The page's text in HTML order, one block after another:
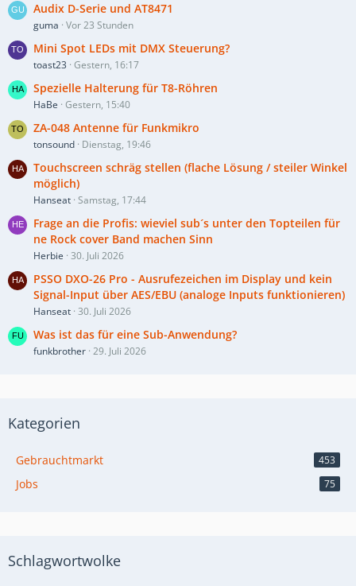
Audix D-Serie und AT8471
guma Vor 23 Stunden
Mini Spot LEDs mit DMX Steuerung?
toast23 Gestern, 16:17
Spezielle Halterung für T8-Röhren
HaBe Gestern, 15:40
ZA-048 Antenne für Funkmikro
tonsound Dienstag, 19:46
Touchscreen schräg stellen (flache Lösung / steiler Winkel
möglich)
Hanseat Samstag, 17:44
Frage an die Profis: wieviel sub´s unter den Topteilen für
ne Rock cover Band machen Sinn
Herbie 30. Juli 2026
PSSO DXO-26 Pro - Ausrufezeichen im Display und kein
Signal-Input über AES/EBU (analoge Inputs funktionieren)
Hanseat 30. Juli 2026
Was ist das für eine Sub-Anwendung?
funkbrother 29. Juli 2026
Kategorien
Gebrauchtmarkt 453
Jobs 75
Schlagwortwolke